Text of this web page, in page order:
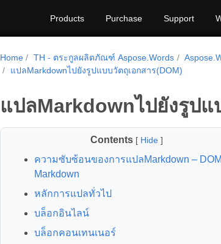
Products Purchase Support
Home TH - ตระกูลผลิตภัณฑ์ Aspose.Words
แปลMarkdownไปยังรูปแบบวัตถุเอกสาร(DOM)
แปลMarkdownไปยังรูปแ
Contents[ Hide ]
ความซับซ้อนของการแปลMarkdown –
Markdown
หลักการแปลทั่วไป
บล็อกอินไลน์
บล็อกคอนเทนเนอร์